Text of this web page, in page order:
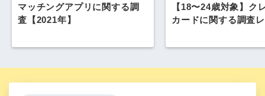
マッチングアプリに関する調
査【2021年】
【18〜24歳対象】ク
カードに関する調査